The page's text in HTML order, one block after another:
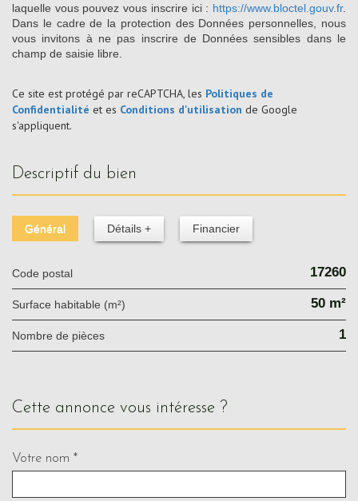
laquelle vous pouvez vous inscrire ici : https://www.bloctel.gouv.fr.
Dans le cadre de la protection des Données personnelles, nous
vous invitons à ne pas inscrire de Données sensibles dans le
champ de saisie libre.
Ce site est protégé par reCAPTCHA, les Politiques de
Confidentialité et es Conditions d'utilisation de Google
s'appliquent.
descriptif du bien
Général Détails + Financier
Code postal 17260
Surface habitable (m²) 50 m²
Nombre de pièces 1
cette annonce vous intéresse ?
Votre nom *